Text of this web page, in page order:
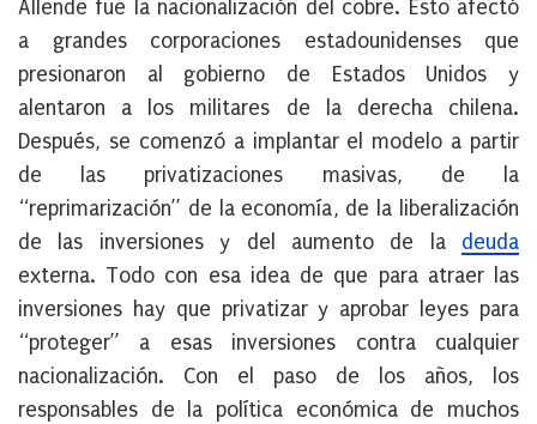
Allende fue la nacionalización del cobre. Esto afectó
a grandes corporaciones estadounidenses que
presionaron al gobierno de Estados Unidos y
alentaron a los militares de la derecha chilena.
Después, se comenzó a implantar el modelo a partir
de las privatizaciones masivas, de la
“reprimarización” de la economía, de la liberalización
de las inversiones y del aumento de la deuda
externa. Todo con esa idea de que para atraer las
inversiones hay que privatizar y aprobar leyes para
“proteger” a esas inversiones contra cualquier
nacionalización. Con el paso de los años, los
responsables de la política económica de muchos